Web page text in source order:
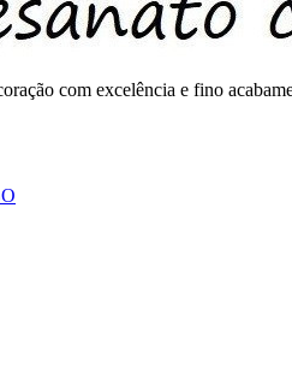
com excelência e fino